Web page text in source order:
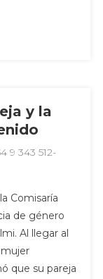
y la
9 343 512-
Comisaría
de género
Al llegar al
que su pareja